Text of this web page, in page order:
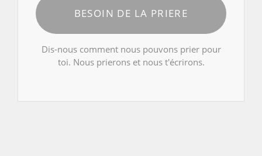
BESOIN DE LA PRIERE
Dis-nous comment nous pouvons prier pour
toi. Nous prierons et nous t'écrirons.